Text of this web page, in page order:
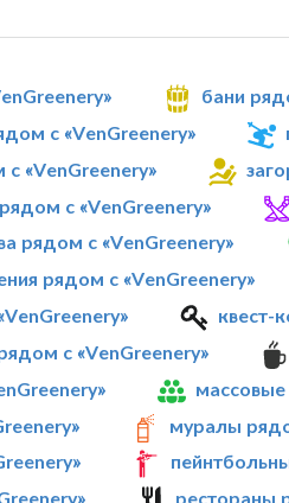
бани
с «VenGreenery»
«VenGreenery»
с «VenGreenery»
рядом с «VenGreenery»
рядом с «VenGreenery»
квест-
с «VenGreenery»
массовые
муралы
рестораны